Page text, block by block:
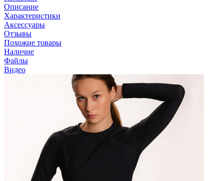
Описание
Характеристики
Аксессуары
Отзывы
Похожие товары
Наличие
Файлы
Видео